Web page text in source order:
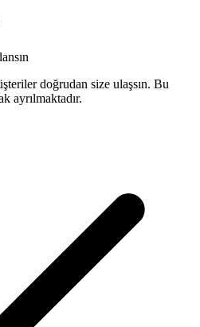
doğrudan size ulaşsın. Bu
ayrılmaktadır.